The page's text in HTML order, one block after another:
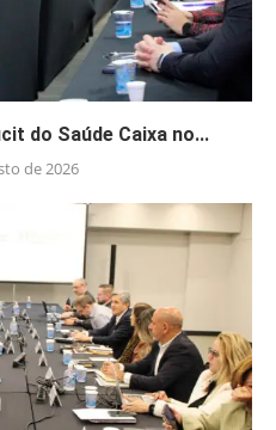
do Saúde Caixa no...
de 2026